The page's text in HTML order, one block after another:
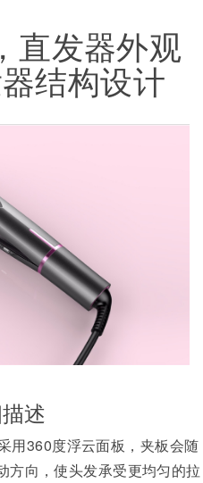
直发器外观
结构设计
述
用360度浮云面板，夹板会随
方向，使头发承受更均匀的拉